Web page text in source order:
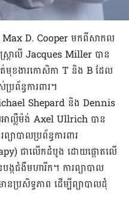
Max D. Cooper មកពី​សាកល
ត្រាលី Jacques Miller បាន​
ខងារ​កោសិកា T និង B ដែល​
រព័ន្ធ​ការពារ។
Shepard និង Dennis
អាល្លឺម៉ង់ Axel Ullrich បាន​
យាបាល​ប្រព័ន្ធ​ការពារ
ជាលើក​ដំបូង ដោយ​ផ្ដោត​លើ​
ក​ជំងឺ​មហារីក។ ការ​ព្យាបាល​
ាន​ប្រសិទ្ធភាព ដើម្បី​ព្យាបាល​ដុំ